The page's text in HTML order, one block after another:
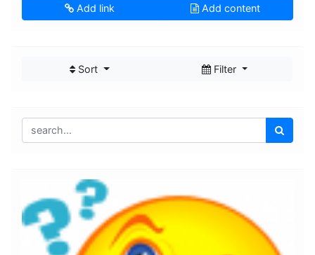
Add link Add content
Sort Filter